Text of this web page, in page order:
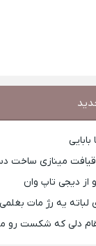
مینازی ساخت
از ديجی تاپ وان
یه رژ مات بغلمی
دلی که شکست رو